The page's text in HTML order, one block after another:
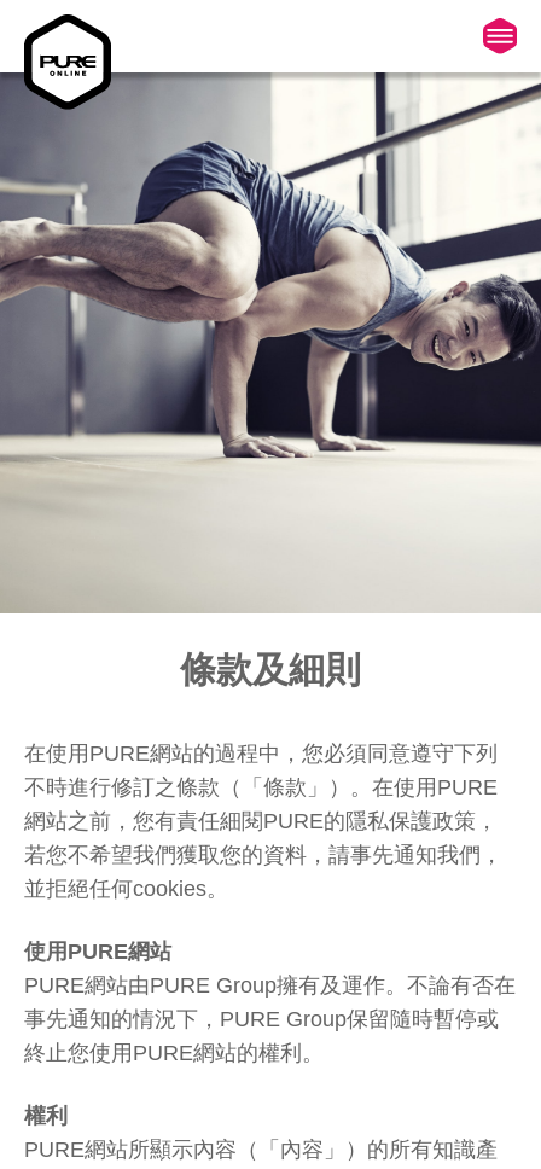
條款及細則
在使用PURE網站的過程中，您必須同意遵守下列
不時進行修訂之條款（「條款」）。在使用PURE
網站之前，您有責任細閱PURE的隱私保護政策，
若您不希望我們獲取您的資料，請事先通知我們，
並拒絕任何cookies。
使用PURE網站
PURE網站由PURE Group擁有及運作。不論有否在
事先通知的情況下，PURE Group保留隨時暫停或
終止您使用PURE網站的權利。
權利
PURE網站所顯示內容（「內容」）的所有知識產